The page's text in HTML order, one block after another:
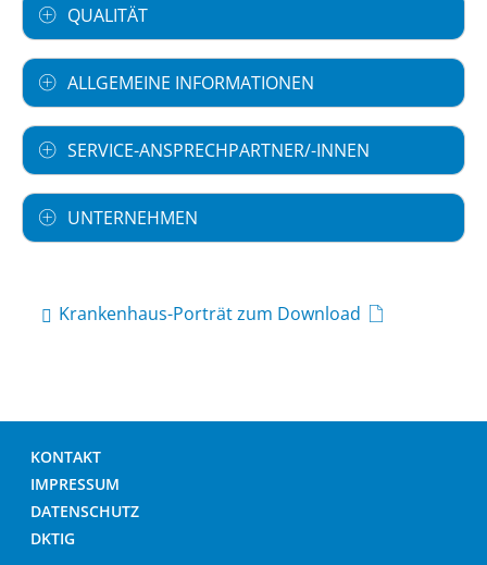
QUALITÄT
ALLGEMEINE INFORMATIONEN
SERVICE-ANSPRECHPARTNER/-INNEN
UNTERNEHMEN
Krankenhaus-Porträt zum Download
KONTAKT
IMPRESSUM
DATENSCHUTZ
DKTIG